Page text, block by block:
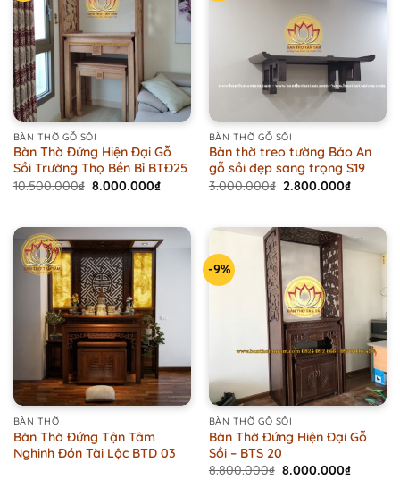
BÀN THỜ GỖ SỒI
Bàn Thờ Đứng Hiện Đại Gỗ
Sồi Trường Thọ Bền Bỉ BTĐ25
10.500.000₫ Original
8.000.000₫Current
BÀN THỜ GỖ SỒI
Bàn thờ treo tường Bảo An
gỗ sồi đẹp sang trọng S19
3.000.000₫ Original
2.800.000₫Current
BÀN THỜ
Bàn Thờ Đứng Tận Tâm
Nghinh Đón Tài Lộc BTD 03
-9%
BÀN THỜ GỖ SỒI
Bàn Thờ Đứng Hiện Đại Gỗ
Sồi – BTS 20
8.800.000₫ Original
8.000.000₫Current